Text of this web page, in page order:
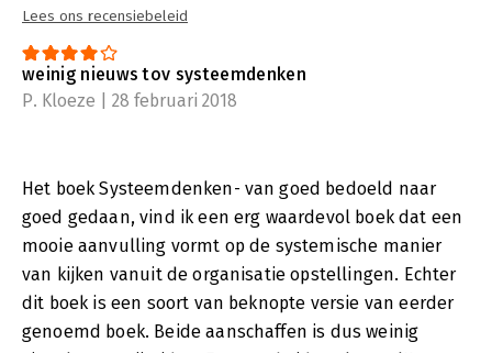
Lees ons recensiebeleid
weinig nieuws tov systeemdenken
P. Kloeze | 28 februari 2018
Het boek Systeemdenken- van goed bedoeld naar
goed gedaan, vind ik een erg waardevol boek dat een
mooie aanvulling vormt op de systemische manier
van kijken vanuit de organisatie opstellingen. Echter
dit boek is een soort van beknopte versie van eerder
genoemd boek. Beide aanschaffen is dus weinig